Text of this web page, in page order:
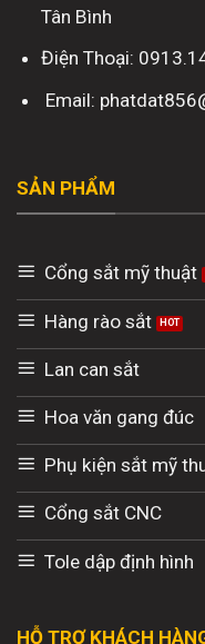
Tân Bình
Điện Thoại:
Email:
SẢN PHẨM
Cổng sắt mỹ thuật
Hàng rào sắt
Lan can sắt
Hoa văn gang đúc
Phụ kiện sắt mỹ
Cổng sắt CNC
Tole dập định hình
HỖ TRỢ KHÁCH